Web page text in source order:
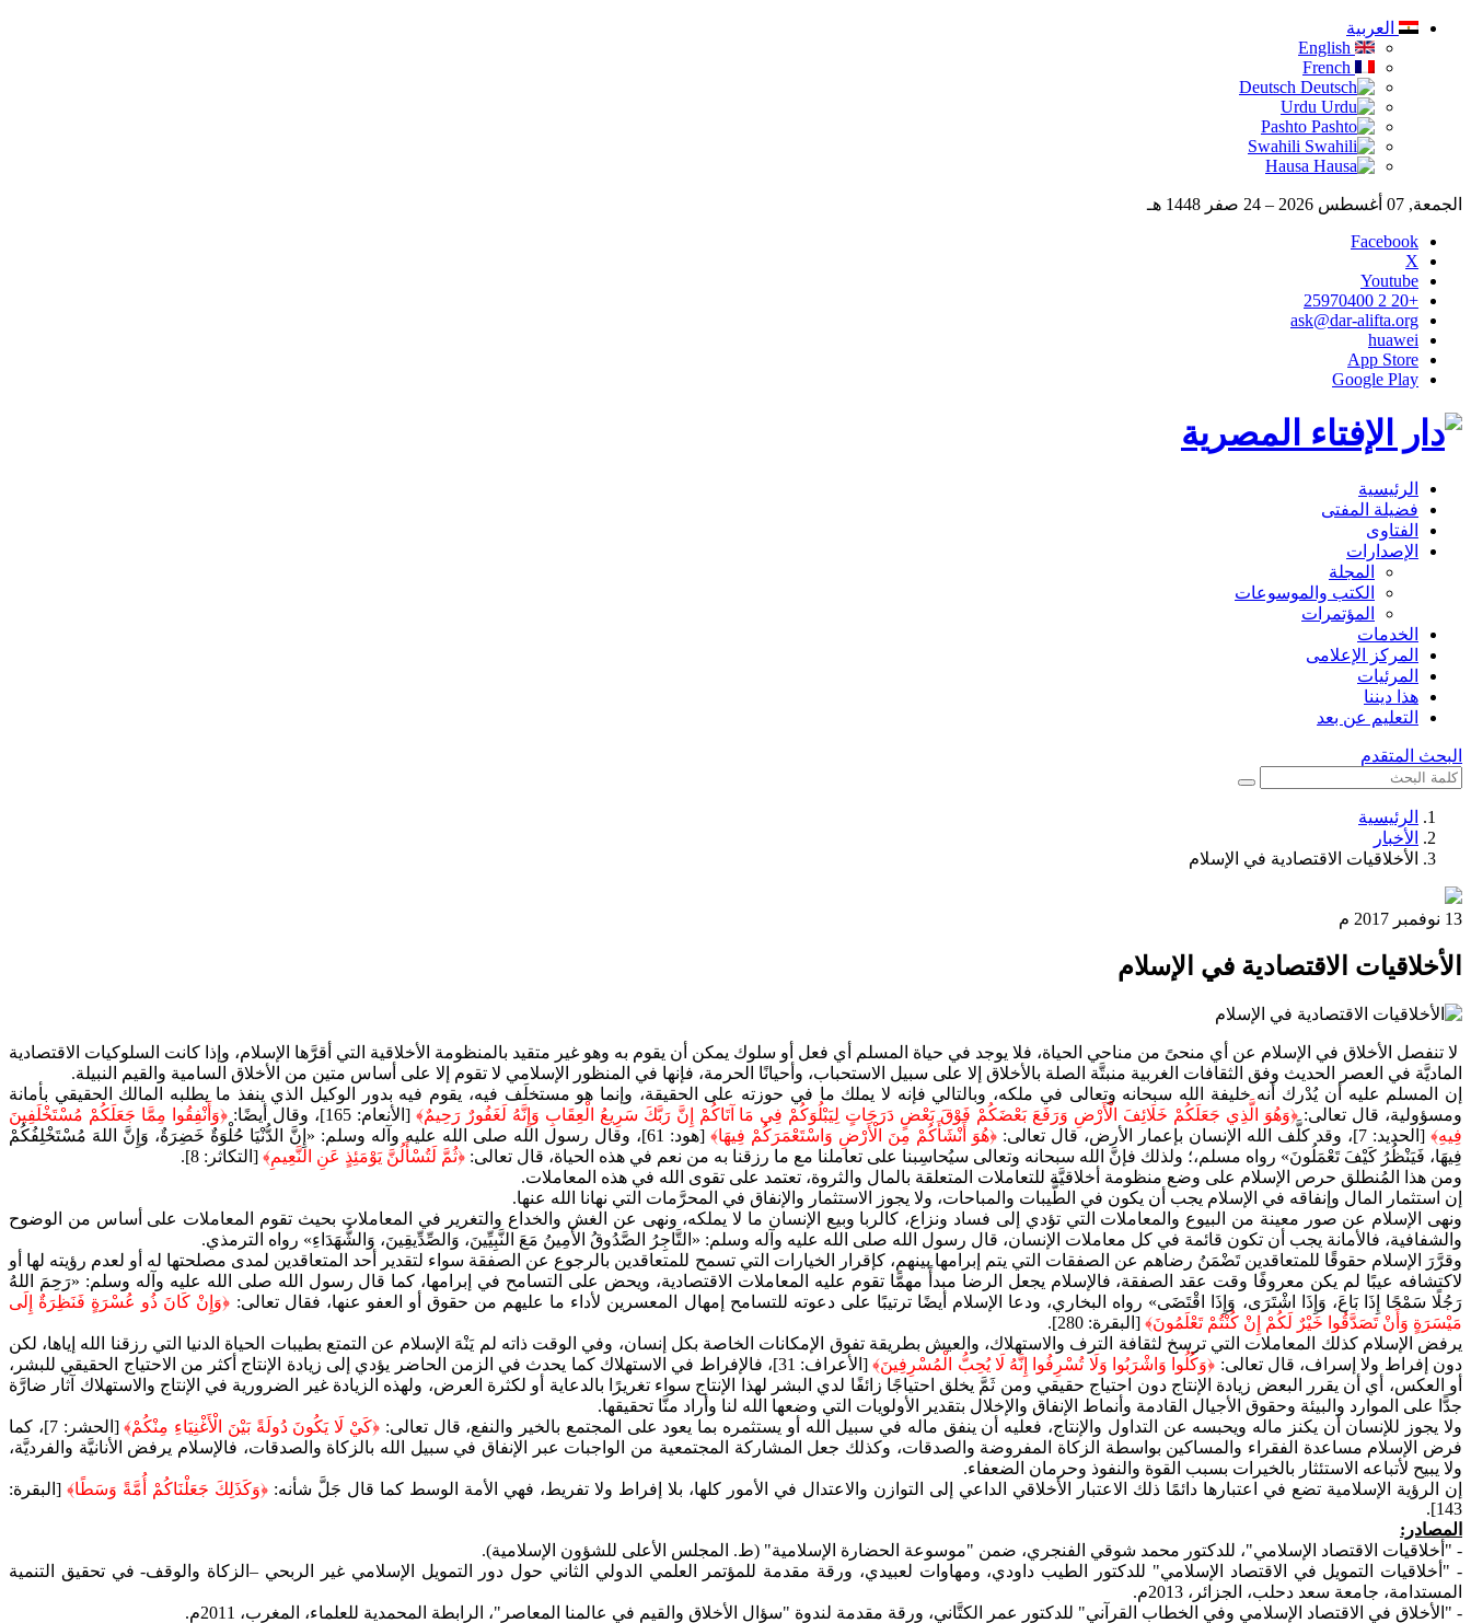
العربية
الجمعة, 07 أغسطس 2026 – 24 صفر 1448 هـ
Facebook
X
Youtube
+20 2 25970400
ask@dar-alifta.org
huawei
App Store
Google Play
الرئيسية
فضيلة المفتى
الفتاوى
الإصدارات
المجلة
الكتب والموسوعات
المؤتمرات
الخدمات
المركز الإعلامى
المرئيات
هذا ديننا
التعليم عن بعد
البحث المتقدم
الرئيسية
الأخبار
الأخلاقيات الاقتصادية في الإسلام
13 نوفمبر 2017 م
الأخلاقيات الاقتصادية في الإسلام
لا تنفصل الأخلاق في الإسلام عن أي منحىً من مناحي الحياة، فلا يوجد في حياة المسلم أي فعل أو سلوك يمكن أن يقوم به وهو غير متقيد بالمنظومة الأخلاقية التي أقرَّها الإسلام، وإذا كانت السلوكيات الاقتصادية
الماديَّة في العصر الحديث وفق الثقافات الغربية منبتَّة الصلة بالأخلاق إلا على سبيل الاستحباب، وأحيانًا الحرمة، فإنها في المنظور الإسلامي لا تقوم إلا على أساس متين من الأخلاق السامية والقيم النبيلة.
إن المسلم عليه أن يُدْرك أنه خليفة الله سبحانه وتعالى في ملكه، وبالتالي فإنه لا يملك ما في حوزته على الحقيقة، وإنما هو مستخلَف فيه، يقوم فيه بدور الوكيل الذي ينفذ ما يطلبه المالك الحقيقي بأمانة
ومسؤولية، قال تعالى:﴿وَهُوَ الَّذِي جَعَلَكُمْ خَلَائِفَ الْأَرْضِ وَرَفَعَ بَعْضَكُمْ فَوْقَ بَعْضٍ دَرَجَاتٍ لِيَبْلُوَكُمْ فِي مَا آتَاكُمْ إِنَّ رَبَّكَ سَرِيعُ الْعِقَابِ وَإِنَّهُ لَغَفُورٌ رَحِيمٌ﴾ [الأنعام: 165]، وقال أيضًا:
﴿وَأَنْفِقُوا مِمَّا جَعَلَكُمْ مُسْتَخْلَفِينَ
فِيهِ﴾ [الحديد: 7]، وقد كلَّف الله الإنسان بإعمار الأرض، قال تعالى: ﴿هُوَ أَنْشَأَكُمْ مِنَ الْأَرْضِ وَاسْتَعْمَرَكُمْ فِيهَا﴾
[هود: 61]، وقال رسول الله صلى الله عليه وآله وسلم: «إِنَّ الدُّنْيَا حُلْوَةٌ خَضِرَةٌ، وَإِنَّ اللهَ مُسْتَخْلِفُكُمْ
فِيهَا، فَيَنْظُرُ كَيْفَ تَعْمَلُونَ» رواه مسلم،؛ ولذلك فإنَّ الله سبحانه وتعالى سيُحاسِبنا على تعاملنا مع ما رزقنا به من نعم في هذه الحياة، قال تعالى: ﴿ثُمَّ لَتُسْأَلُنَّ يَوْمَئِذٍ عَنِ النَّعِيمِ﴾ [التكاثر: 8].
ومن هذا المُنطلق حرص الإسلام على وضع منظومة أخلاقيَّة للتعاملات المتعلقة بالمال والثروة، تعتمد على تقوى الله في هذه المعاملات.
إن استثمار المال وإنفاقه في الإسلام يجب أن يكون في الطَّيبات والمباحات، ولا يجوز الاستثمار والإنفاق في المحرَّمات التي نهانا الله عنها.
ونهى الإسلام عن صور معينة من البيوع والمعاملات التي تؤدي إلى فساد ونزاع، كالربا وبيع الإنسان ما لا يملكه، ونهى عن الغش والخداع والتغرير في المعاملات بحيث تقوم المعاملات على أساس من الوضوح
والشفافية، فالأمانة يجب أن تكون قائمة في كل معاملات الإنسان، قال رسول الله صلى الله عليه وآله وسلم: «التَّاجِرُ الصَّدُوقُ الأَمِينُ مَعَ النَّبِيِّينَ، وَالصِّدِّيقِينَ، وَالشُّهَدَاءِ» رواه الترمذي.
وقرَّرَ الإسلام حقوقًا للمتعاقدين تَضْمَنُ رضاهم عن الصفقات التي يتم إبرامها بينهم، كإقرار الخيارات التي تسمح للمتعاقدين بالرجوع عن الصفقة سواء لتقدير أحد المتعاقدين لمدى مصلحتها له أو لعدم رؤيته لها أو
لاكتشافه عيبًا لم يكن معروفًا وقت عقد الصفقة، فالإسلام يجعل الرضا مبدأً مهمًّا تقوم عليه المعاملات الاقتصادية، ويحض على التسامح في إبرامها، كما قال رسول الله صلى الله عليه وآله وسلم: «رَحِمَ اللهُ
رَجُلًا سَمْحًا إِذَا بَاعَ، وَإِذَا اشْتَرَى، وَإِذَا اقْتَضَى» رواه البخاري، ودعا الإسلام أيضًا ترتيبًا على دعوته للتسامح إمهال المعسرين لأداء ما عليهم من حقوق أو العفو عنها، فقال تعالى: ﴿وَإِنْ كَانَ ذُو عُسْرَةٍ فَنَظِرَةٌ إِلَى
مَيْسَرَةٍ وَأَنْ تَصَدَّقُوا خَيْرٌ لَكُمْ إِنْ كُنْتُمْ تَعْلَمُونَ﴾ [البقرة: 280].
يرفض الإسلام كذلك المعاملات التي ترسخ لثقافة الترف والاستهلاك، والعيش بطريقة تفوق الإمكانات الخاصة بكل إنسان، وفي الوقت ذاته لم يَنْهَ الإسلام عن التمتع بطيبات الحياة الدنيا التي رزقنا الله إياها، لكن
دون إفراط ولا إسراف، قال تعالى: ﴿وَكُلُوا وَاشْرَبُوا وَلَا تُسْرِفُوا إِنَّهُ لَا يُحِبُّ الْمُسْرِفِينَ﴾
[الأعراف: 31]، فالإفراط في الاستهلاك كما يحدث في الزمن الحاضر يؤدي إلى زيادة الإنتاج أكثر من الاحتياج الحقيقي للبشر،
أو العكس، أي أن يقرر البعض زيادة الإنتاج دون احتياج حقيقي ومن ثَمَّ يخلق احتياجًا زائفًا لدي البشر لهذا الإنتاج سواء تغريرًا بالدعاية أو لكثرة العرض، ولهذه الزيادة غير الضرورية في الإنتاج والاستهلاك آثار ضارَّة
جدًّا على الموارد والبيئة وحقوق الأجيال القادمة وأنماط الإنفاق والإخلال بتقدير الأولويات التي وضعها الله لنا وأراد منَّا تحقيقها.
ولا يجوز للإنسان أن يكنز ماله ويحبسه عن التداول والإنتاج، فعليه أن ينفق ماله في سبيل الله أو يستثمره بما يعود على المجتمع بالخير والنفع، قال تعالى: ﴿كَيْ لَا يَكُونَ دُولَةً بَيْنَ الْأَغْنِيَاءِ مِنْكُمْ﴾
[الحشر: 7]، كما
فرض الإسلام مساعدة الفقراء والمساكين بواسطة الزكاة المفروضة والصدقات، وكذلك جعل المشاركة المجتمعية من الواجبات عبر الإنفاق في سبيل الله بالزكاة والصدقات، فالإسلام يرفض الأنانيَّة والفرديَّة،
ولا يبيح لأتباعه الاستئثار بالخيرات بسبب القوة والنفوذ وحرمان الضعفاء.
إن الرؤية الإسلامية تضع في اعتبارها دائمًا ذلك الاعتبار الأخلاقي الداعي إلى التوازن والاعتدال في الأمور كلها، بلا إفراط ولا تفريط، فهي الأمة الوسط كما قال جَلَّ شأنه: ﴿وَكَذَلِكَ جَعَلْنَاكُمْ أُمَّةً وَسَطًا﴾ [البقرة:
143].
المصادر:
- "أخلاقيات الاقتصاد الإسلامي"، للدكتور محمد شوقي الفنجري، ضمن "موسوعة الحضارة الإسلامية" (ط. المجلس الأعلى للشؤون الإسلامية).
- "أخلاقيات التمويل في الاقتصاد الإسلامي" للدكتور الطيب داودي، ومهاوات لعبيدي، ورقة مقدمة للمؤتمر العلمي الدولي الثاني حول دور التمويل الإسلامي غير الربحي –الزكاة والوقف- في تحقيق التنمية
المستدامة، جامعة سعد دحلب، الجزائر، 2013م.
- "الأخلاق في الاقتصاد الإسلامي وفي الخطاب القرآني" للدكتور عمر الكتَّاني، ورقة مقدمة لندوة "سؤال الأخلاق والقيم في عالمنا المعاصر"، الرابطة المحمدية للعلماء، المغرب، 2011م.